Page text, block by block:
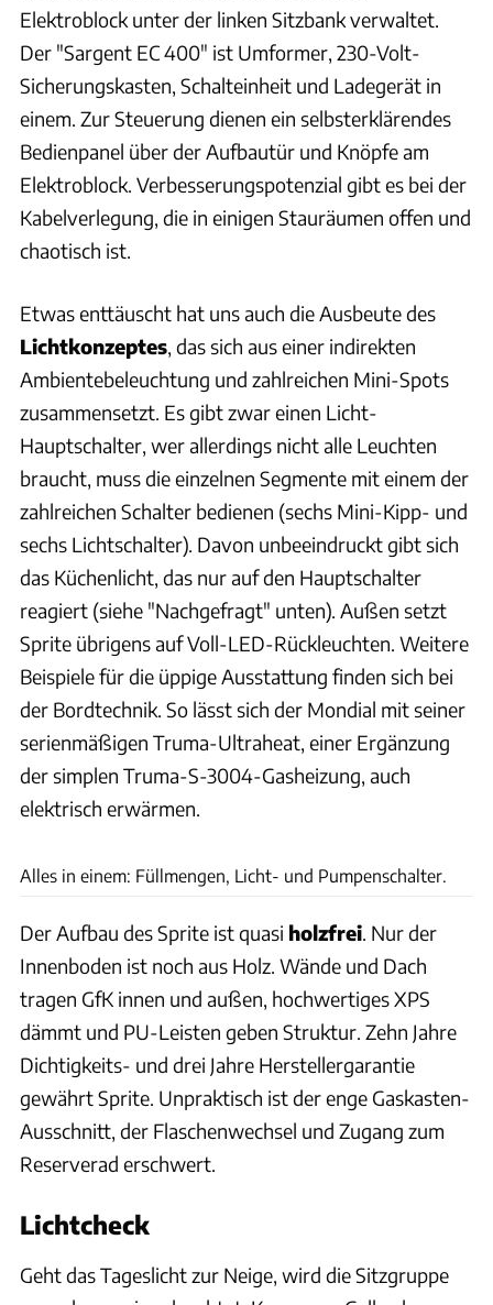
Elektroblock unter der linken Sitzbank verwaltet.
Der "Sargent EC 400" ist Umformer, 230-Volt-
Sicherungskasten, Schalteinheit und Ladegerät in
einem. Zur Steuerung dienen ein selbsterklärendes
Bedienpanel über der Aufbautür und Knöpfe am
Elektroblock. Verbesserungspotenzial gibt es bei der
Kabelverlegung, die in einigen Stauräumen offen und
chaotisch ist.
Etwas enttäuscht hat uns auch die Ausbeute des
Lichtkonzeptes, das sich aus einer indirekten
Ambientebeleuchtung und zahlreichen Mini-Spots
zusammensetzt. Es gibt zwar einen Licht-
Hauptschalter, wer allerdings nicht alle Leuchten
braucht, muss die einzelnen Segmente mit einem der
zahlreichen Schalter bedienen (sechs Mini-Kipp- und
sechs Lichtschalter). Davon unbeeindruckt gibt sich
das Küchenlicht, das nur auf den Hauptschalter
reagiert (siehe "Nachgefragt" unten). Außen setzt
Sprite übrigens auf Voll-LED-Rückleuchten. Weitere
Beispiele für die üppige Ausstattung finden sich bei
der Bordtechnik. So lässt sich der Mondial mit seiner
serienmäßigen Truma-Ultraheat, einer Ergänzung
der simplen Truma-S-3004-Gasheizung, auch
elektrisch erwärmen.
Alles in einem: Füllmengen, Licht- und Pumpenschalter.
Der Aufbau des Sprite ist quasi holzfrei. Nur der
Innenboden ist noch aus Holz. Wände und Dach
tragen GfK innen und außen, hochwertiges XPS
dämmt und PU-Leisten geben Struktur. Zehn Jahre
Dichtigkeits- und drei Jahre Herstellergarantie
gewährt Sprite. Unpraktisch ist der enge Gaskasten-
Ausschnitt, der Flaschenwechsel und Zugang zum
Reserverad erschwert.
Lichtcheck
Geht das Tageslicht zur Neige, wird die Sitzgruppe